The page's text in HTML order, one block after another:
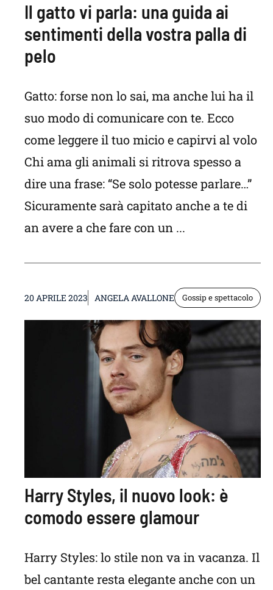
Il gatto vi parla: una guida ai
sentimenti della vostra palla di
pelo
Gatto: forse non lo sai, ma anche lui ha il
suo modo di comunicare con te. Ecco
come leggere il tuo micio e capirvi al volo
Chi ama gli animali si ritrova spesso a
dire una frase: “Se solo potesse parlare…”
Sicuramente sarà capitato anche a te di
an avere a che fare con un ...
20 APRILE 2023 ANGELA AVALLONE Gossip e spettacolo
Harry Styles, il nuovo look: è
comodo essere glamour
Harry Styles: lo stile non va in vacanza. Il
bel cantante resta elegante anche con un